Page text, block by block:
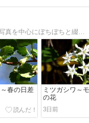
野山を散策した時に撮影した花たちの写真を中心にぼちぼちと綴っています(^-^)基本、自生の花ですが、自生かどうか、ちょっと怪しいのもあります（笑）
春の日差
ミツガシワ～
の花
3日前